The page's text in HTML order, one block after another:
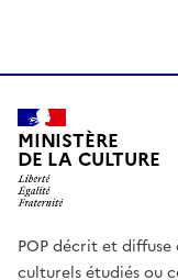
MINISTÈRE
DE LA CULTURE
POP décrit et
culturels étudiés ou